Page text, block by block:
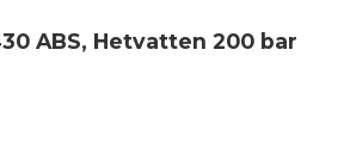
ABS, Hetvatten 200 bar